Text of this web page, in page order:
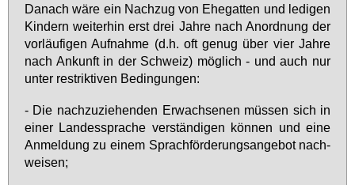
Da­nach wä­re ein Nach­zug von Ehe­gat­ten und le­di­gen
Kin­dern wei­ter­hin erst drei Jah­re nach An­ord­nung der
vor­läu­fi­gen Auf­nah­me (d.h. oft ge­nug über vier Jah­re
nach An­kunft in der Schweiz) mög­lich - und auch nur
un­ter re­strik­ti­ven Be­din­gun­gen:
- Die nach­zu­zie­hen­den Er­wach­se­nen müs­sen sich in
ei­ner Lan­des­spra­che ver­stän­di­gen kön­nen und ei­ne
An­mel­dung zu ei­nem Sprach­för­de­rungs­an­ge­bot nach­
wei­sen;